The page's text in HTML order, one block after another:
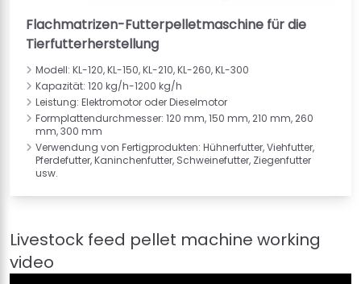
Flachmatrizen-Futterpelletmaschine für die
Tierfutterherstellung
Modell: KL-120, KL-150, KL-210, KL-260, KL-300
Kapazität: 120 kg/h-1200 kg/h
Leistung: Elektromotor oder Dieselmotor
Formplattendurchmesser: 120 mm, 150 mm, 210 mm, 260
mm, 300 mm
Verwendung von Fertigprodukten: Hühnerfutter, Viehfutter,
Pferdefutter, Kaninchenfutter, Schweinefutter, Ziegenfutter
usw.